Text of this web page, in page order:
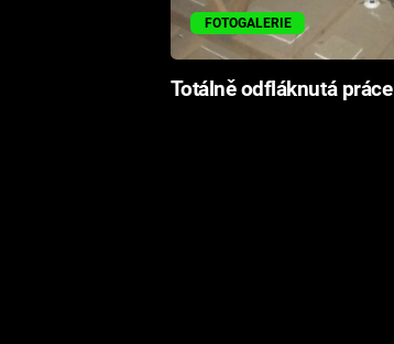
FOTOGALERIE
Totálně odfláknutá práce